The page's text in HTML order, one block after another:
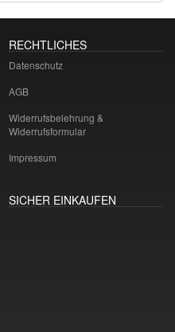
RECHTLICHES
Datenschutz
AGB
Widerrufsbelehrung &
Widerrufsformular
Impressum
SICHER EINKAUFEN